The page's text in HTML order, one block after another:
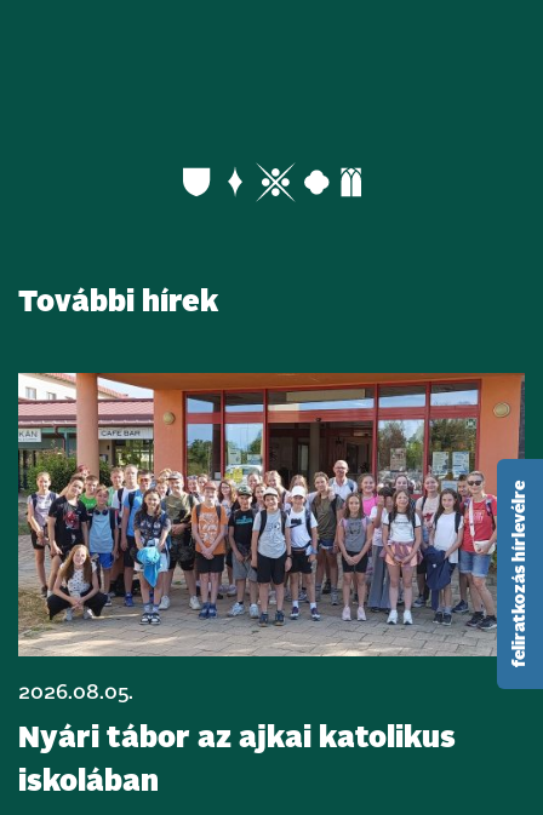
További hírek
2026.08.05.
Nyári tábor az ajkai katolikus
iskolában
feliratkozás hírlevélre